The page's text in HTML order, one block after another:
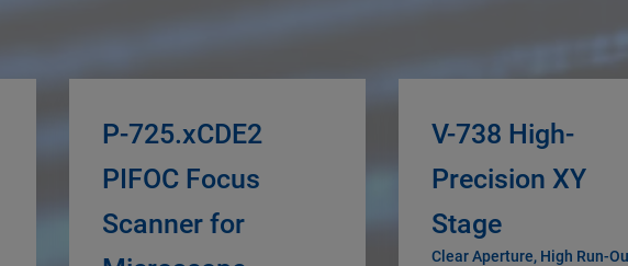
P-725.xCDE2
PIFOC Focus
Scanner for
V-738 High-
Precision XY
Stage
Clear Aperture, High Run-